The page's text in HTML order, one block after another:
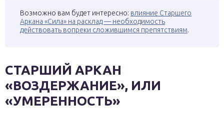
Возможно вам будет интересно: влияние Старшего
Аркана «Сила» на расклад — необходимость
действовать вопреки сложившимся препятствиям.
СТАРШИЙ АРКАН
«ВОЗДЕРЖАНИЕ», ИЛИ
«УМЕРЕННОСТЬ»